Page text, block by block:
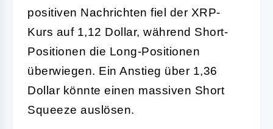
positiven Nachrichten fiel der XRP-
Kurs auf 1,12 Dollar, während Short-
Positionen die Long-Positionen
überwiegen. Ein Anstieg über 1,36
Dollar könnte einen massiven Short
Squeeze auslösen.